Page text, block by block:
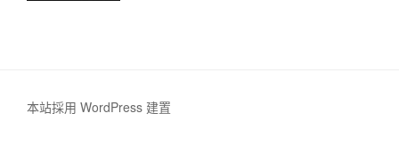
本站採用 WordPress 建置